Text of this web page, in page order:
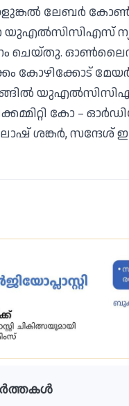
ലേബർ
യുഎൽസിസിഎസ്
ചെയ്തു.
കോഴിക്കോട്
കോ –
ശങ്കർ, സന്ദേശ്